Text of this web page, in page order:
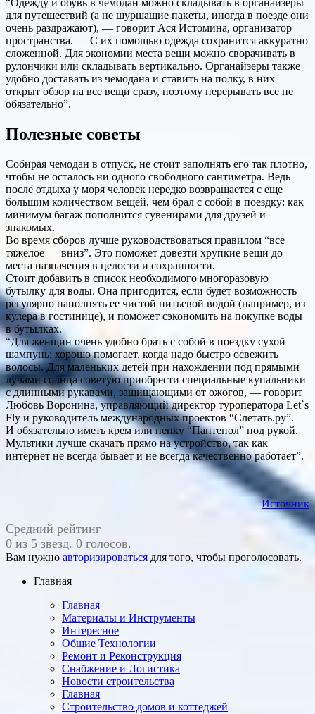
“Одежду и обувь в чемодан можно складывать в органайзеры
для путешествий (а не шуршащие пакеты, иногда в поезде они
очень раздражают), — говорит Ася Истомина, организатор
пространства. — С их помощью одежда сохранится аккуратно
сложенной. Для экономии места вещи можно сворачивать в
рулончики или складывать вертикально. Органайзеры также
удобно доставать из чемодана и ставить на полку, в них
открыт обзор на все вещи сразу, поэтому перерывать все не
обязательно”.
Полезные советы
Собирая чемодан в отпуск, не стоит заполнять его так плотно,
чтобы не осталось ни одного свободного сантиметра. Ведь
после отдыха у моря человек нередко возвращается с еще
большим количеством вещей, чем брал с собой в поездку: как
минимум багаж пополнится сувенирами для друзей и
знакомых.
Во время сборов лучше руководствоваться правилом “все
тяжелое — вниз”. Это поможет довезти хрупкие вещи до
места назначения в целости и сохранности.
Стоит добавить в список необходимого многоразовую
бутылку для воды. Она пригодится, если будет возможность
регулярно наполнять ее чистой питьевой водой (например, из
кулера в гостинице), и поможет сэкономить на покупке воды
в бутылках.
“Для женщин очень удобно брать с собой в поездку сухой
шампунь: хорошо помогает, когда надо быстро освежить
волосы. Для маленьких детей при нахождении под прямыми
лучами солнца советую приобрести специальные купальники
с длинными рукавами, защищающими от ожогов, — говорит
Любовь Воронина, управляющий директор туроператора Let`s
Fly и руководитель международных проектов “Слетать.ру”. —
И обязательно иметь крем или пенку “Пантенол” под рукой.
Мультики лучше скачать прямо на устройство, так как
интернет не всегда бывает и не всегда качественно работает”.
Источник
Средний рейтинг
0 из 5 звезд. 0 голосов.
Вам нужно авторизироваться для того, чтобы проголосовать.
Главная
Главная
Материалы и Инструменты
Интересное
Общие Технологии
Ремонт и Реконструкция
Снабжение и Логистика
Новости строительства
Главная
Строительство домов и коттеджей